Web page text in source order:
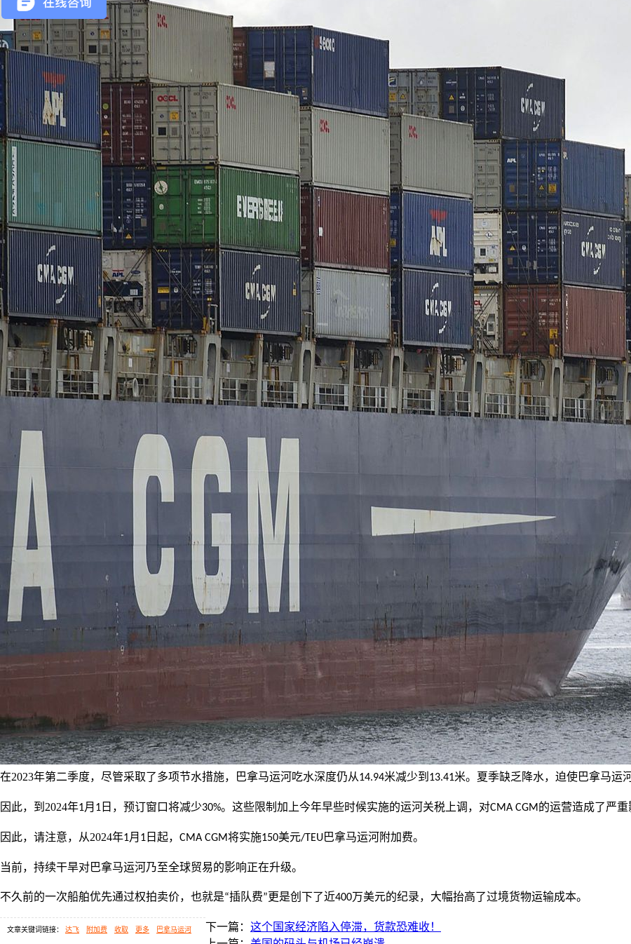
在2023年第二季度，尽管采取了多项节水措施，巴拿马运河吃水深度仍从14.94米减少到 13.41米。夏季缺乏降水，迫使巴拿马运
因此，到 2024年1月 1 日，预订窗口将减少30%。这些限制加上今年早些时候实施的运河关税上调，对CMA CGM的运营造成了严重
因此，请注意，从2024年1月 1 日起， CMA CGM将实施150美元/TEU巴拿马运河附加费。
当前，持续干旱对巴拿马运河乃至全球贸易的影响正在升级。
不久前的一次船舶优先通过权拍卖价，也就是“插队费”更是创下了近400万美元的纪录，大幅抬高了过境货物运输成本。
文章关键词链接： 达飞 附加费 收取 更多 巴拿马运河 下一篇： 这个国家经济陷入停滞，货款恐难收！